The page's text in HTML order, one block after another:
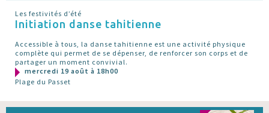
Les festivités d’été
Initiation danse tahitienne
Accessible à tous, la danse tahitienne est une activité physique
complète qui permet de se dépenser, de renforcer son corps et de
partager un moment convivial.
mercredi 19 août à 18h00
Plage du Passet